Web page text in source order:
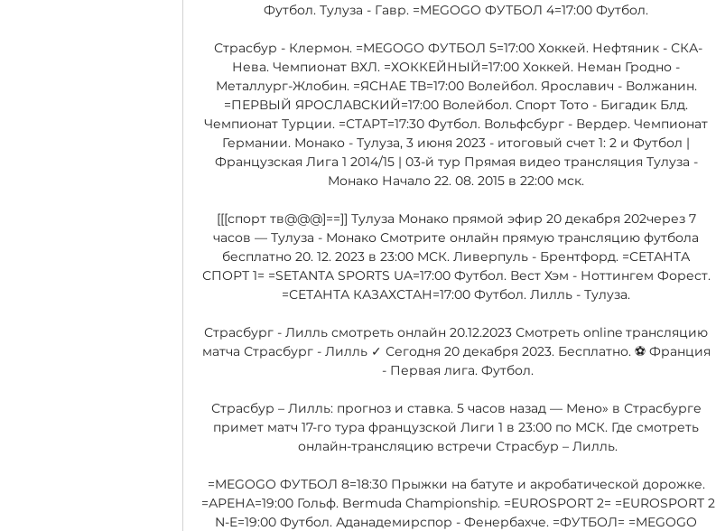
Футбол. Тулуза - Гавр. =MEGOGO ФУТБОЛ 4=17:00 Футбол.
Страсбур - Клермон. =MEGOGO ФУТБОЛ 5=17:00 Хоккей. Нефтяник - СКА-
Нева. Чемпионат ВХЛ. =ХОККЕЙНЫЙ=17:00 Хоккей. Неман Гродно -
Металлург-Жлобин. =ЯСНАЕ ТВ=17:00 Волейбол. Ярославич - Волжанин.
=ПЕРВЫЙ ЯРОСЛАВСКИЙ=17:00 Волейбол. Спорт Тото - Бигадик Блд.
Чемпионат Турции. =СТАРТ=17:30 Футбол. Вольфсбург - Вердер. Чемпионат
Германии. Монако - Тулуза, 3 июня 2023 - итоговый счет 1: 2 и Футбол |
Французская Лига 1 2014/15 | 03-й тур Прямая видео трансляция Тулуза -
Монако Начало 22. 08. 2015 в 22:00 мск.
[[[спорт тв@@@]==]] Тулуза Монако прямой эфир 20 декабря 202через 7
часов — Тулуза - Монако Смотрите онлайн прямую трансляцию футбола
бесплатно 20. 12. 2023 в 23:00 МСК. Ливерпуль - Брентфорд. =СЕТАНТА
СПОРТ 1= =SETANTA SPORTS UA=17:00 Футбол. Вест Хэм - Ноттингем Форест.
=СЕТАНТА КАЗАХСТАН=17:00 Футбол. Лилль - Тулуза.
Страсбург - Лилль смотреть онлайн 20.12.2023 Смотреть online трансляцию
матча Страсбург - Лилль ✓ Сегодня 20 декабря 2023. Бесплатно. ⚽ Франция
- Первая лига. Футбол.
Страсбур – Лилль: прогноз и ставка. 5 часов назад — Мено» в Страсбурге
примет матч 17-го тура французской Лиги 1 в 23:00 по МСК. Где смотреть
онлайн-трансляцию встречи Страсбур – Лилль.
=MEGOGO ФУТБОЛ 8=18:30 Прыжки на батуте и акробатической дорожке.
=АРЕНА=19:00 Гольф. Bermuda Championship. =EUROSPORT 2= =EUROSPORT 2
N-E=19:00 Футбол. Аданадемирспор - Фенербахче. =ФУТБОЛ= =MEGOGO